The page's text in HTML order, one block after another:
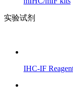
实验试剂
IHC-IF